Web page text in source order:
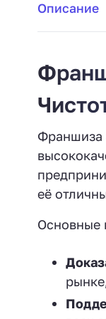
Описание
Франшиза
её
Основные